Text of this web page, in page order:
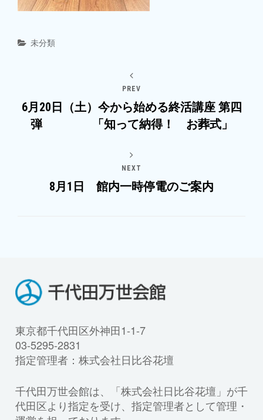
Categories
未分類
PREV
6月20日（土）今から始める終活講座 第四
弾 「知って納得！ お葬式」
NEXT
8月1日 館内一時停電のご案内
東京都千代田区外神田1-1-7
03-5295-2831
指定管理者：株式会社日比谷花壇
千代田万世会館は、「株式会社日比谷花壇」が千
代田区より指定を受け、指定管理者として管理・